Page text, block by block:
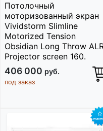
Потолочный
моторизованный экран
Vividstorm Slimline
Motorized Tension
Obsidian Long Throw
Projector screen 160.
406 000 руб.
под заказ